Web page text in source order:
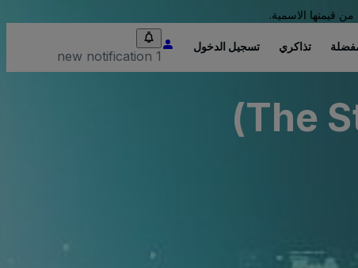
قيمتها الاسمية.
تذاكري تسجيل الدخول
1 new notification
The